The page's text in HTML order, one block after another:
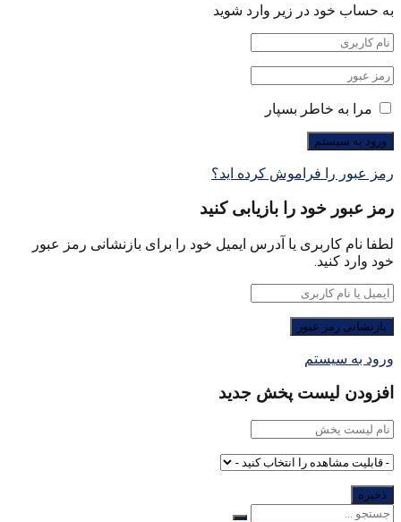
به حساب خود در زیر وارد شوید
مرا به خاطر بسپار
رمز عبور را فراموش کرده اید؟
رمز عبور خود را بازیابی کنید
لطفا نام کاربری یا آدرس ایمیل خود را برای بازنشانی رمز عبور
خود وارد کنید.
ورود به سیستم
افزودن لیست پخش جدید